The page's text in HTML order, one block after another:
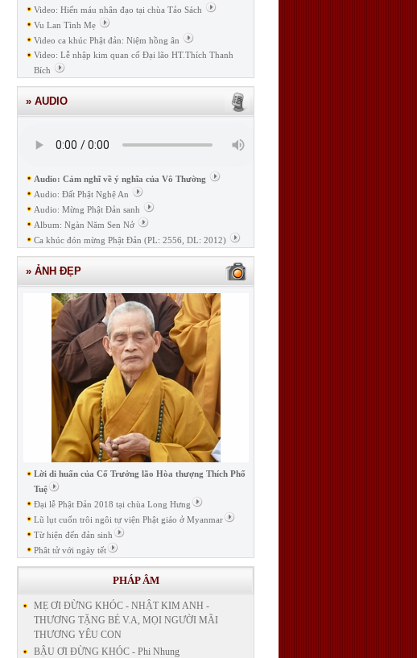
Video: Hiến máu nhân đạo tại chùa Tảo Sách
Vu Lan Tình Mẹ
Video ca khúc Phật đản: Niệm hồng ân
Video: Lễ nhập kim quan cố Đại lão HT.Thích Thanh
Bích
» AUDIO
Audio: Cảm nghĩ về ý nghĩa của Vô Thường
Audio: Đất Phật Nghệ An
Audio: Mừng Phật Đản sanh
Album: Ngàn Năm Sen Nở
Ca khúc đón mừng Phật Đản (PL: 2556, DL: 2012)
» ẢNH ĐẸP
Lời di huấn của Cố Trưởng lão Hòa thượng Thích Phổ
Tuệ
Đại lễ Phật Đản 2018 tại chùa Long Hưng
Lũ lụt cuốn trôi ngôi tự viện Phật giáo ở Myanmar
Từ hiện đến đản sinh
Phât tử với ngày tết
PHÁP ÂM
MẸ ƠI ĐỪNG KHÓC - NHẬT KIM ANH -
THƯƠNG TẶNG BÉ V.A, MỌI NGƯỜI MÃI
THƯƠNG YÊU CON
BẬU ƠI ĐỪNG KHÓC - Phi Nhung